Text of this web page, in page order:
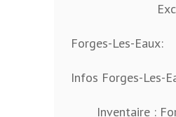
Forges-Les-Eaux:
Infos Forges-Les-
Inventaire :